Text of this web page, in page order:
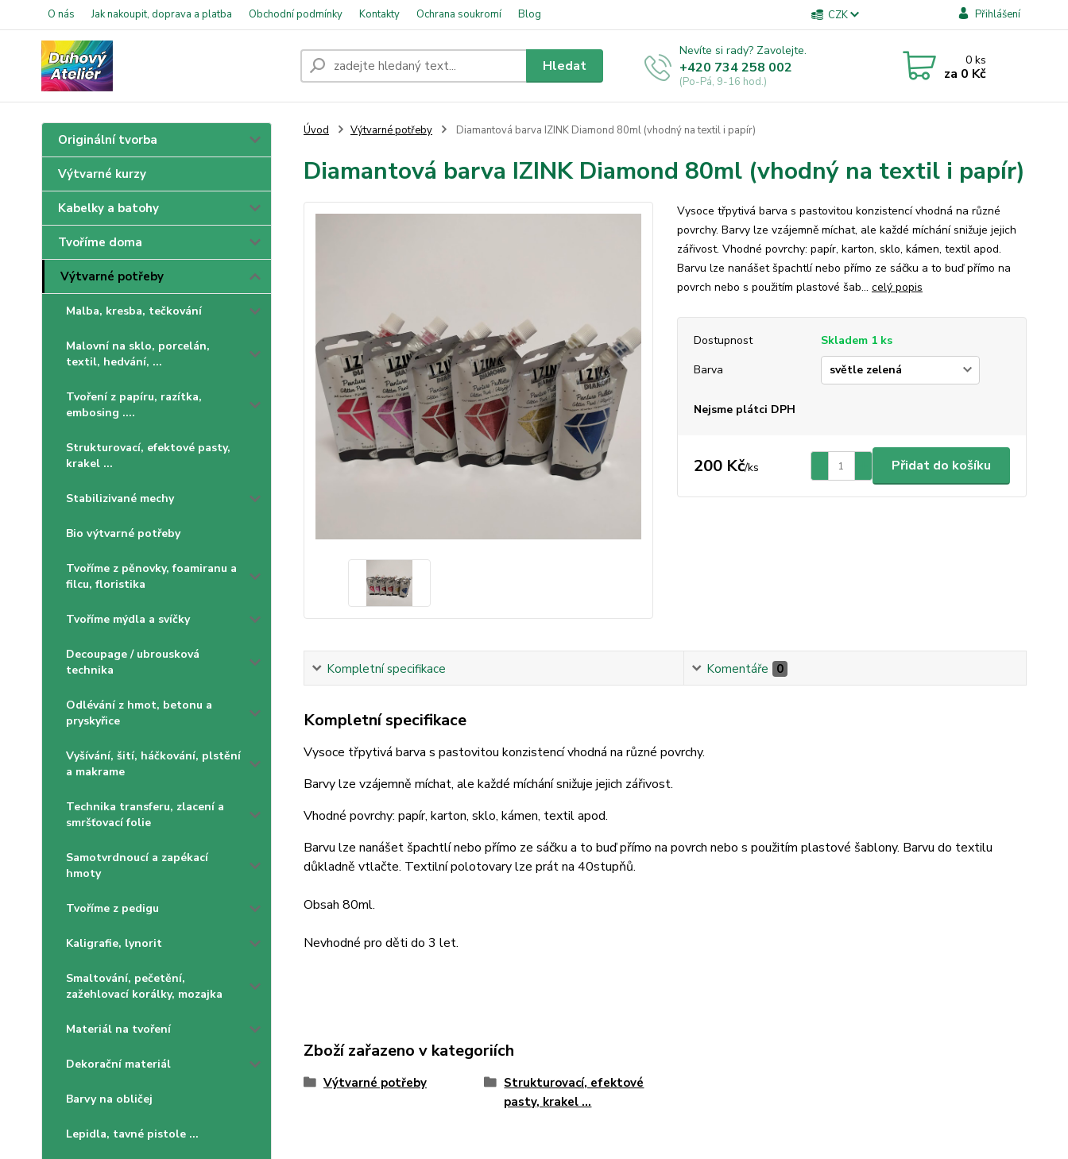
O nás Jak nakoupit, doprava a platba Obchodní podmínky Kontakty Ochrana soukromí Blog CZK Přihlášení
Hledat
Nevíte si rady? Zavolejte.
+420 734 258 002
(Po-Pá, 9-16 hod.)
0ks
za 0 Kč
Originální tvorba
Výtvarné kurzy
Kabelky a batohy
Tvoříme doma
Výtvarné potřeby
Malba, kresba, tečkování
Malovní na sklo, porcelán,
textil, hedvání, ...
Tvoření z papíru, razítka,
embosing ....
Strukturovací, efektové pasty,
krakel ...
Stabilizivané mechy
Bio výtvarné potřeby
Tvoříme z pěnovky, foamiranu a
filcu, floristika
Tvoříme mýdla a svíčky
Decoupage / ubrousková
technika
Odlévání z hmot, betonu a
pryskyřice
Vyšívání, šití, háčkování, plstění
a makrame
Technika transferu, zlacení a
smršťovací folie
Samotvrdnoucí a zapékací
hmoty
Tvoříme z pedigu
Kaligrafie, lynorit
Smaltování, pečetění,
zažehlovací korálky, mozajka
Materiál na tvoření
Dekorační materiál
Barvy na obličej
Lepidla, tavné pistole ...
Úvod Výtvarné potřeby Diamantová barva IZINK Diamond 80ml (vhodný na textil i papír)
Diamantová barva IZINK Diamond 80ml (vhodný na textil i papír)
Vysoce třpytivá barva s pastovitou konzistencí vhodná na různé
povrchy. Barvy lze vzájemně míchat, ale každé míchání snižuje jejich
zářivost. Vhodné povrchy: papír, karton, sklo, kámen, textil apod.
Barvu lze nanášet špachtlí nebo přímo ze sáčku a to buď přímo na
povrch nebo s použitím plastové šab... celý popis
Dostupnost
Skladem 1 ks
Barva
Nejsme plátci DPH
200 Kč/ks Přidat do košíku
Kompletní specifikace Komentáře 0
Kompletní specifikace
Vysoce třpytivá barva s pastovitou konzistencí vhodná na různé povrchy.
Barvy lze vzájemně míchat, ale každé míchání snižuje jejich zářivost.
Vhodné povrchy: papír, karton, sklo, kámen, textil apod.
Barvu lze nanášet špachtlí nebo přímo ze sáčku a to buď přímo na povrch nebo s použitím plastové šablony. Barvu do textilu
důkladně vtlačte. Textilní polotovary lze prát na 40stupňů.
Obsah 80ml.
Nevhodné pro děti do 3 let.
Zboží zařazeno v kategoriích
Výtvarné potřeby
Strukturovací, efektové
pasty, krakel ...